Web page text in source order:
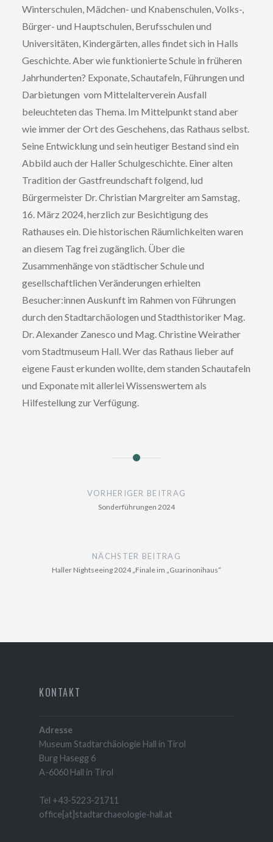
Winterschulen, Mädchen- und Knabenschulen, Volks-,
Bürger- und Hauptschulen, Berufsschulen und
Universitäten, Kindergärten, alles findet sich in Halls
Geschichte. Aber wie funktionierte Schule in früheren
Jahrhunderten? Exponate, Schautafeln, Führungen und
Darbietungen vom Mittelalterverein Ausfall
beleuchteten das Thema. Im Mittelpunkt stand aber
wie immer der Ort des Geschehens, das Rathaus selbst.
Seine Entwicklung und sein heutiger Bestand sind ein
Abbild auch der Haller Schulgeschichte. Einer alten
Tradition der Gastfreundschaft folgend, lud
Bürgermeister Dr. Christian Margreiter am Samstag,
16. März 2024, herzlich zur Besichtigung des
Rathauses ein. Die historischen Räumlichkeiten waren
an diesem Tag frei zugänglich. Über die
Zusammenhänge von städtischer Schule und
gesellschaftlichen Veränderungen erhielten
Besucher:innen Auskunft im Rahmen von Führungen
durch den Stadtarchäologen und Stadthistoriker Mag.
Dr. Alexander Zanesco und Mag. Christine Weirather
vom Stadtmuseum Hall. Wer das Rathaus lieber auf
eigene Faust erkunden wollte, dem standen Schautafeln
und Exponate mit allerlei Wissenswertem als
Hilfestellung zur Verfügung.
VORHERIGER BEITRAG
Sonderführungen 2024
NÄCHSTER BEITRAG
Haller Nightseeing 2024 „Finale im „Guarinonihaus“
KONTAKT
Adresse
Museum Stadtarchäologie Hall in Tirol
Burg Hasegg 6
A-6060 Hall in Tirol
Tel +43-5223-21711
office[at]stadtarchaeologie-hall.at